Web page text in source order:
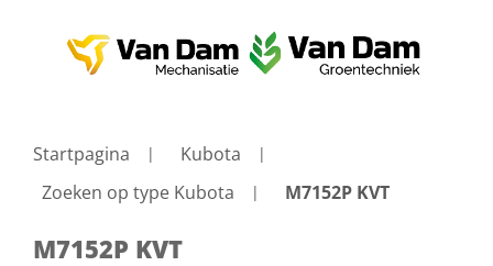
Startpagina
Kubota
Zoeken op type Kubota
M7152P KVT
M7152P KVT